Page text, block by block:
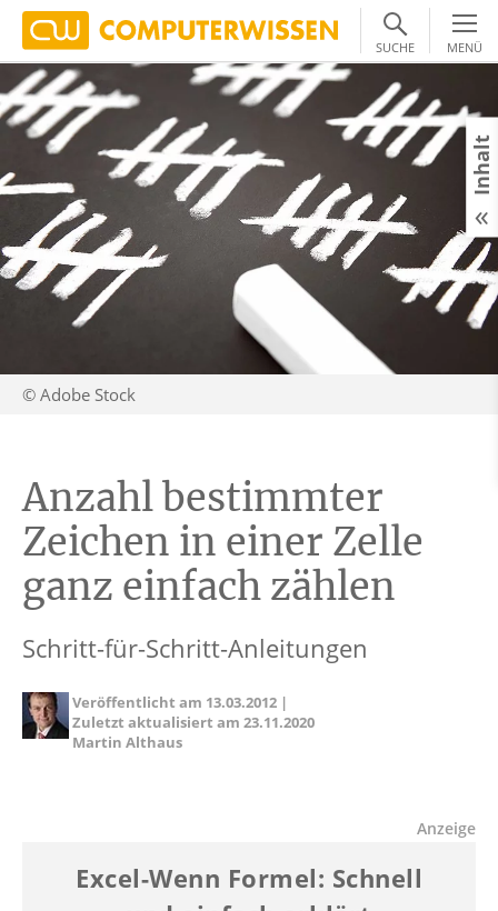
SUCHE MENÜ
© Adobe Stock
Anzahl bestimmter
Zeichen in einer Zelle
ganz einfach zählen
Schritt-für-Schritt-Anleitungen
Veröffentlicht am 13.03.2012 |
Zuletzt aktualisiert am23.11.2020
Martin Althaus
Inhalt